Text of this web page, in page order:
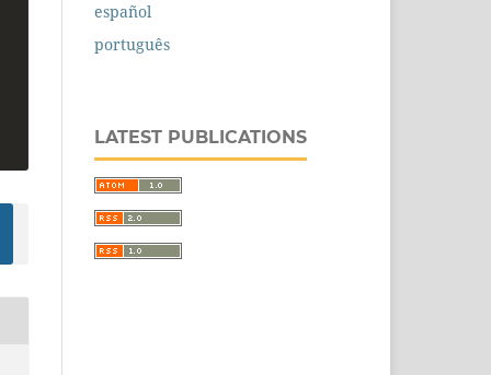
español
português
LATEST PUBLICATIONS